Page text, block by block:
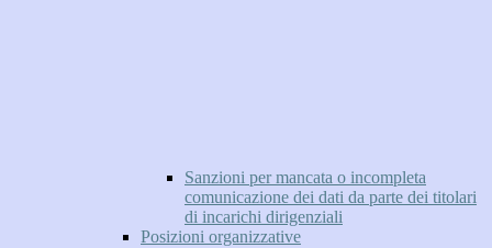
Sanzioni per mancata o incompleta
comunicazione dei dati da parte dei titolari
di incarichi dirigenziali
Posizioni organizzative